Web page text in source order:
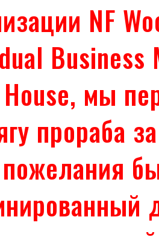
NF
Business
House, мы
прораба